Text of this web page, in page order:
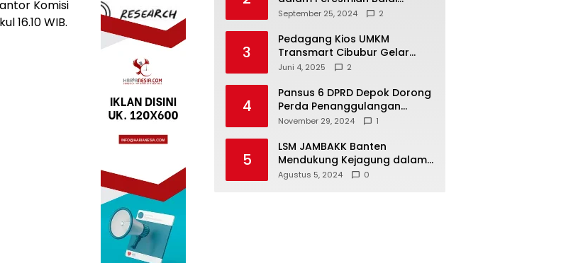
Komisi
16.10 WIB.
Warga di Sukamaju : Wadah
Aspirasi Masyarakat
September 25, 2024 2
3
Pedagang Kios UMKM
Transmart Cibubur Gelar
Family Gathering di Cisarua,
Kekompakan
Juni 4, 2025 2
4
Pansus 6 DPRD Depok Dorong
Perda Penanggulangan
Kebakaran untuk
November 29, 2024 1
5
LSM JAMBAKK Banten
Mendukung Kejagung dalam
Investigasi Terhadap
Agustus 5, 2024 0